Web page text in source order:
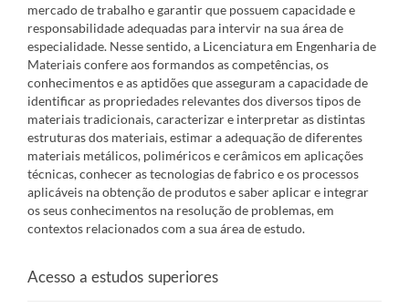
mercado de trabalho e garantir que possuem capacidade e
responsabilidade adequadas para intervir na sua área de
especialidade. Nesse sentido, a Licenciatura em Engenharia de
Materiais confere aos formandos as competências, os
conhecimentos e as aptidões que asseguram a capacidade de
identificar as propriedades relevantes dos diversos tipos de
materiais tradicionais, caracterizar e interpretar as distintas
estruturas dos materiais, estimar a adequação de diferentes
materiais metálicos, poliméricos e cerâmicos em aplicações
técnicas, conhecer as tecnologias de fabrico e os processos
aplicáveis na obtenção de produtos e saber aplicar e integrar
os seus conhecimentos na resolução de problemas, em
contextos relacionados com a sua área de estudo.
Acesso a estudos superiores